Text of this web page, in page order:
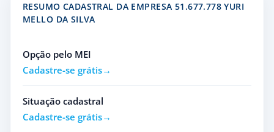
RESUMO CADASTRAL DA EMPRESA 51.677.778 YURI
MELLO DA SILVA
Opção pelo MEI
Cadastre-se grátis
Situação cadastral
Cadastre-se grátis